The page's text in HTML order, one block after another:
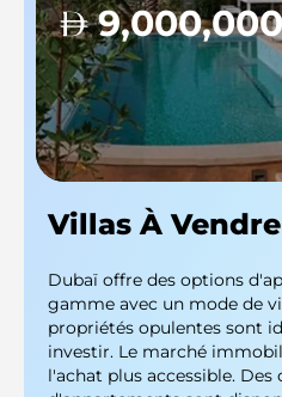
Villas À
Dubaï offre des options
gamme avec un mode de
propriétés opulentes sont
investir. Le marché
l'achat plus accessible.
9,000,000